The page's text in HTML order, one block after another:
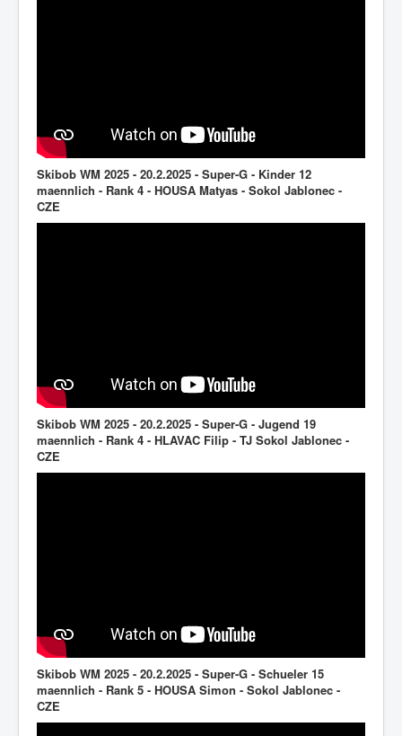
Skibob WM 2025 - 20.2.2025 - Super-G - Kinder 12
maennlich - Rank 4 - HOUSA Matyas - Sokol Jablonec -
CZE
Skibob WM 2025 - 20.2.2025 - Super-G - Jugend 19
maennlich - Rank 4 - HLAVAC Filip - TJ Sokol Jablonec -
CZE
Skibob WM 2025 - 20.2.2025 - Super-G - Schueler 15
maennlich - Rank 5 - HOUSA Simon - Sokol Jablonec -
CZE